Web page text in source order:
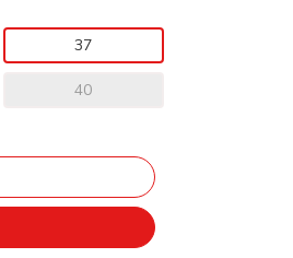
37
40